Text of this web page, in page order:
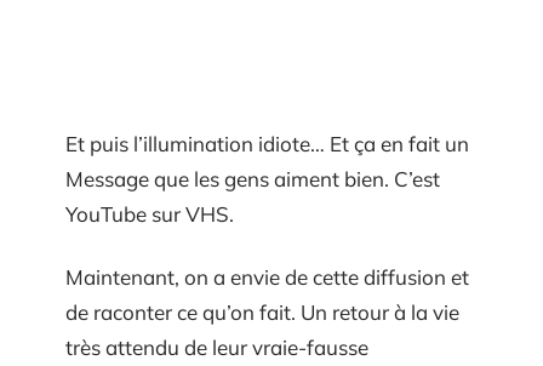
Et puis l’illumination idiote… Et ça en fait un
Message que les gens aiment bien. C’est
YouTube sur VHS.
Maintenant, on a envie de cette diffusion et
de raconter ce qu’on fait. Un retour à la vie
très attendu de leur vraie-fausse